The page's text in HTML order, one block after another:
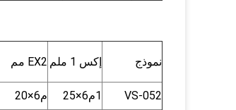
نموذج إكس 1 ملم EX2 مم
VS-052 1م6×25 م6×20